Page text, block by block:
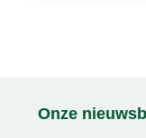
Onze